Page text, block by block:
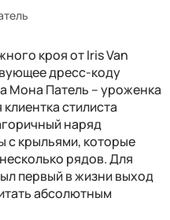
кроя от Iris Van
дресс-коду
Мона Патель – уроженка
стилиста
наряд
с крыльями, которые
рядов. Для
первый в жизни выход
абсолютным